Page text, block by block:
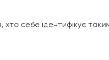
хто себе ідентифікує